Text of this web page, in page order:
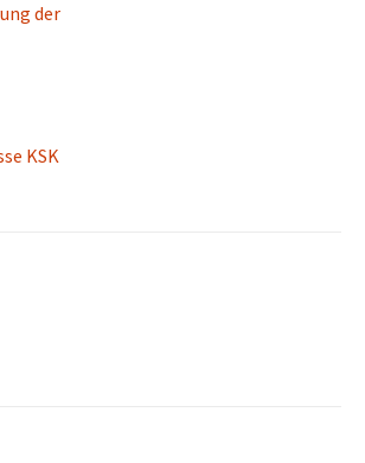
der
KSK